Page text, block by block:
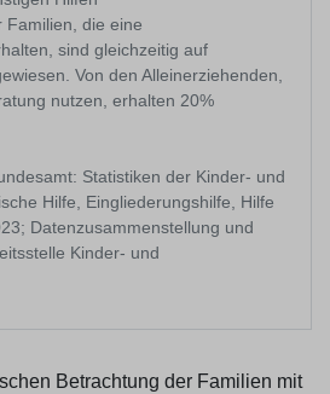
Familien, die eine
sind gleichzeitig auf
Von den Alleinerziehenden,
nutzen, erhalten 20%
Statistiken der Kinder- und
Hilfe, Eingliederungshilfe, Hilfe
Datenzusammenstellung und
Kinder- und
Betrachtung der Familien mit